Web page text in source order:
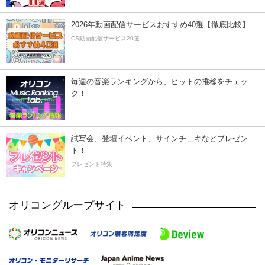
2026年動画配信サービスおすすめ40選【徹底比較】
CS動画配信サービス20選
毎週の音楽ランキングから、ヒットの推移をチェッ
ク！
試写会、登壇イベント、サインチェキなどプレゼン
ト！
プレゼント特集
オリコングループサイト